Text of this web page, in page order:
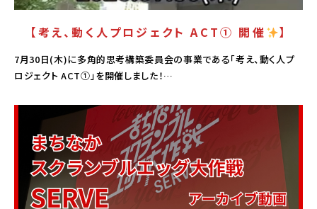
【考え、動く人プロジェクト ACT① 開催 】
7月30日(木)に多角的思考構築委員会の事業である「考え、動く人プ
ロジェクト ACT①」を開催しました！…
PICK UP